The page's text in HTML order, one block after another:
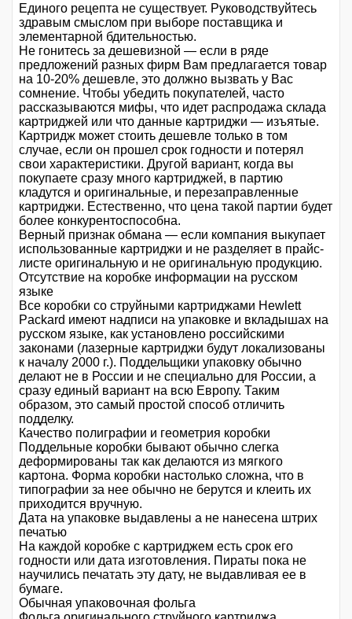
Единого рецепта не существует. Руководствуйтесь
здравым смыслом при выборе поставщика и
элементарной бдительностью.
Не гонитесь за дешевизной — если в ряде
предложений разных фирм Вам предлагается товар
на 10-20% дешевле, это должно вызвать у Вас
сомнение. Чтобы убедить покупателей, часто
рассказываются мифы, что идет распродажа склада
картриджей или что данные картриджи — изъятые.
Картридж может стоить дешевле только в том
случае, если он прошел срок годности и потерял
свои характеристики. Другой вариант, когда вы
покупаете сразу много картриджей, в партию
кладутся и оригинальные, и перезаправленные
картриджи. Естественно, что цена такой партии будет
более конкурентоспособна.
Верный признак обмана — если компания выкупает
использованные картриджи и не разделяет в прайс-
листе оригинальную и не оригинальную продукцию.
Отсутствие на коробке информации на русском
языке
Все коробки со струйными картриджами Hewlett
Packard имеют надписи на упаковке и вкладышах на
русском языке, как установлено российскими
законами (лазерные картриджи будут локализованы
к началу 2000 г.). Поддельщики упаковку обычно
делают не в России и не специально для России, а
сразу единый вариант на всю Европу. Таким
образом, это самый простой способ отличить
подделку.
Качество полиграфии и геометрия коробки
Поддельные коробки бывают обычно слегка
деформированы так как делаются из мягкого
картона. Форма коробки настолько сложна, что в
типографии за нее обычно не берутся и клеить их
приходится вручную.
Дата на упаковке выдавлены а не нанесена штрих
печатью
На каждой коробке с картриджем есть срок его
годности или дата изготовления. Пираты пока не
научились печатать эту дату, не выдавливая ее в
бумаге.
Обычная упаковочная фольга